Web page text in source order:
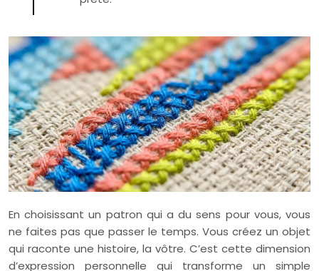
En choisissant un patron qui a du sens pour vous, vous
ne faites pas que passer le temps. Vous créez un objet
qui raconte une histoire, la vôtre. C’est cette dimension
d’expression personnelle qui transforme un simple